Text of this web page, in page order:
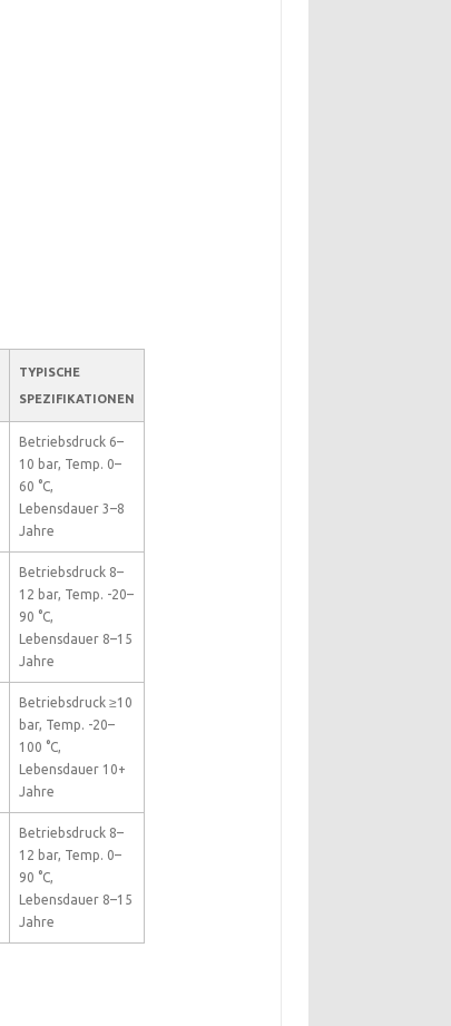
TYPISCHE
SPEZIFIKATIONEN
Betriebsdruck 6–
10 bar, Temp. 0–
60 °C,
Lebensdauer 3–8
Jahre
Betriebsdruck 8–
12 bar, Temp. -20–
90 °C,
Lebensdauer 8–15
Jahre
Betriebsdruck ≥10
bar, Temp. -20–
100 °C,
Lebensdauer 10+
Jahre
Betriebsdruck 8–
12 bar, Temp. 0–
90 °C,
Lebensdauer 8–15
Jahre